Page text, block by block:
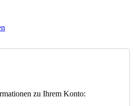
zu Ihrem Konto: